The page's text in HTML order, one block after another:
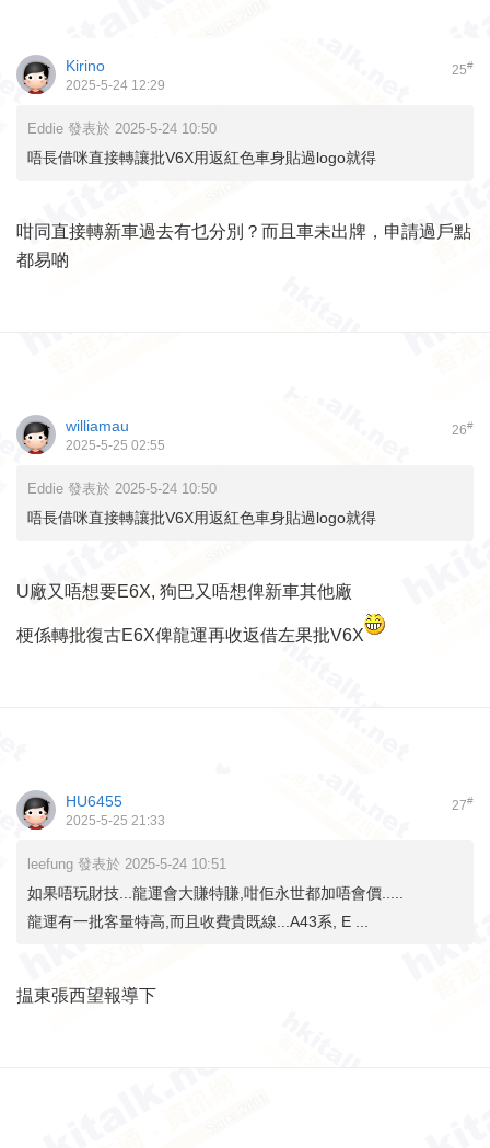
25#
Kirino
2025-5-24 12:29
Eddie 發表於 2025-5-24 10:50
唔長借咪直接轉讓批V6X用返紅色車身貼過logo就得
咁同直接轉新車過去有乜分別？而且車未出牌，申請過戶點
都易啲
26#
williamau
2025-5-25 02:55
Eddie 發表於 2025-5-24 10:50
唔長借咪直接轉讓批V6X用返紅色車身貼過logo就得
U廠又唔想要E6X, 狗巴又唔想俾新車其他廠
梗係轉批復古E6X俾龍運再收返借左果批V6X
27#
HU6455
2025-5-25 21:33
leefung 發表於 2025-5-24 10:51
如果唔玩財技...龍運會大賺特賺,咁佢永世都加唔會價.....
龍運有一批客量特高,而且收費貴既線...A43系, E ...
揾東張西望報導下